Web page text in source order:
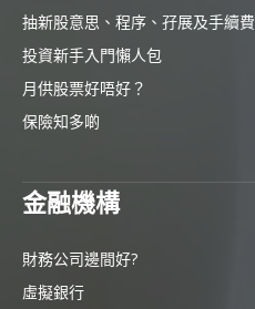
抽新股意思、程序、孖展及手續費
投資新手入門懶人包
月供股票好唔好？
保險知多啲
金融機構
財務公司邊間好?
虛擬銀行